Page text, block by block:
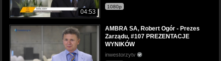
04:53
1080p
AMBRA SA, Robert Ogór - Prezes
Zarządu, #107 PREZENTACJE
WYNIKÓW
inwestorzytv